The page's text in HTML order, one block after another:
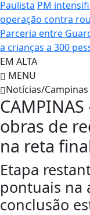
Paulista PM
operação contra
Parceria entre
a crianças a 300
EM ALTA
MENU
Notícias/Campinas
obras de
na reta
Etapa
pontuais na
conclusão